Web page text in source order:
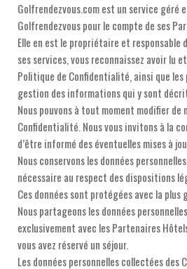
Golfrendezvous.com est un service géré
Golfrendezvous pour le compte de ses
Elle en est le propriétaire et
ses services, vous reconnaissez avoir lu
Politique de Confidentialité, ainsi que
gestion des informations qui y sont
Nous pouvons à tout moment modifier
Confidentialité. Nous vous invitons à la
d’être informé des éventuelles mises à
Nous conservons les données
nécessaire au respect des dispositions
Ces données sont protégées avec la
Nous partageons les données
exclusivement avec les Partenaires
vous avez réservé un séjour.
Les données personnelles collectées des